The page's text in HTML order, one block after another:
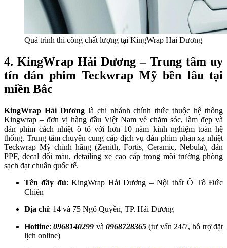
Quá trình thi công chất lượng tại KingWrap Hải Dương
4. KingWrap Hải Dương – Trung tâm uy
tín dán phim Teckwrap Mỹ bền lâu tại
miền Bắc
KingWrap Hải Dươnglà chi nhánh chính thức thuộc hệ thống
Kingwrap – đơn vị hàng đầu Việt Nam về chăm sóc, làm đẹp và
dán phim cách nhiệt ô tô với hơn 10 năm kinh nghiệm toàn hệ
thống. Trung tâm chuyên cung cấp dịch vụ dán phim phản xạ nhiệt
Teckwrap Mỹ chính hãng (Zenith, Fortis, Ceramic, Nebula), dán
PPF, decal đổi màu, detailing xe cao cấp trong môi trường phòng
sạch đạt chuẩn quốc tế.
Tên đầy đủ: KingWrap Hải Dương – Nội thất Ô Tô Đức
Chiên
Địa chỉ: 14 và 75 Ngô Quyền, TP. Hải Dương
Hotline:0968140299 và0968728365 (tư vấn 24/7, hỗ trợ đặt
lịch online)